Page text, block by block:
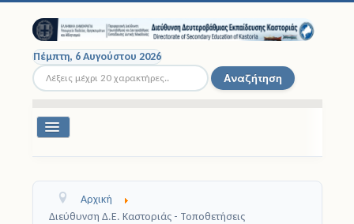
Πέμπτη, 6 Αυγούστου 2026
Αναζήτηση... Αναζήτηση
Εναλλαγή
Σχολικές Μονάδες
Αρχική
Διεύθυνση Δ.Ε. Καστοριάς - Τοποθετήσεις